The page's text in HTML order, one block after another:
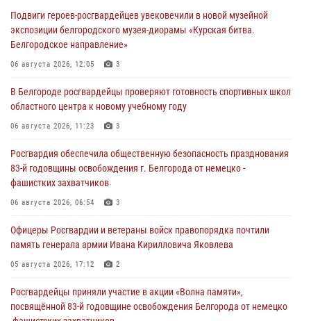
Подвиги героев‑росгвардейцев увековечили в новой музейной
экспозиции белгородского музея‑диорамы «Курская битва.
Белгородское направление»
06 августа 2026, 12:05 3
В Белгороде росгвардейцы проверяют готовность спортивных школ
областного центра к новому учебному году
06 августа 2026, 11:23 3
Росгвардия обеспечила общественную безопасность празднования
83-й годовщины освобождения г. Белгорода от немецко -
фашистких захватчиков
06 августа 2026, 06:54 3
Офицеры Росгвардии и ветераны войск правопорядка почтили
память генерала армии Ивана Кирилловича Яковлева
05 августа 2026, 17:12 2
Росгвардейцы приняли участие в акции «Волна памяти»,
посвящённой 83‑й годовщине освобождения Белгорода от немецко